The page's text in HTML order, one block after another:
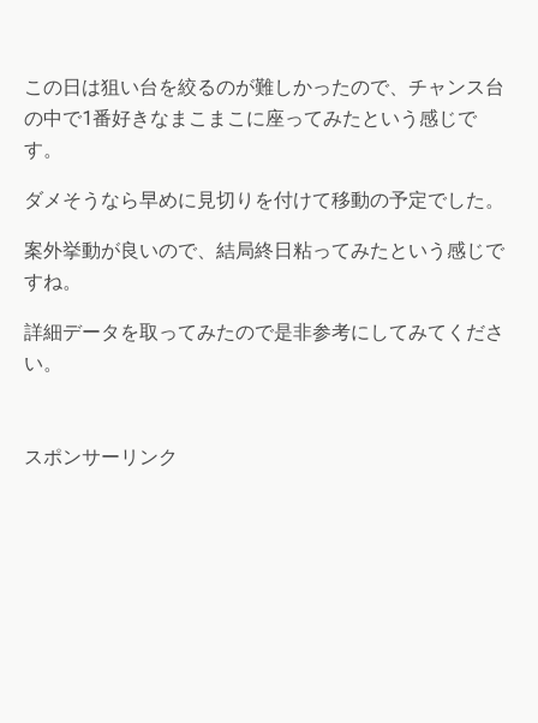
この日は狙い台を絞るのが難しかったので、チャンス台
の中で1番好きなまこまこに座ってみたという感じで
す。
ダメそうなら早めに見切りを付けて移動の予定でした。
案外挙動が良いので、結局終日粘ってみたという感じで
すね。
詳細データを取ってみたので是非参考にしてみてくださ
い。
スポンサーリンク